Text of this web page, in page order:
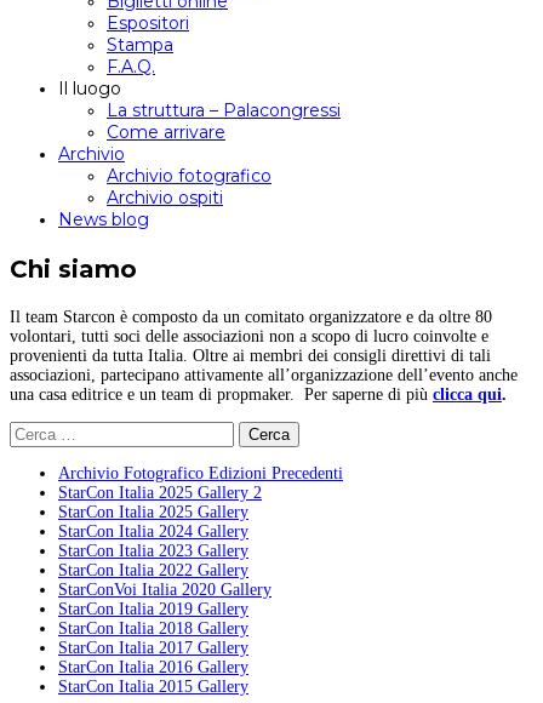
Espositori
Stampa
F.A.Q.
Il luogo
La struttura – Palacongressi
Come arrivare
Archivio
Archivio fotografico
Archivio ospiti
News blog
Chi siamo
Il team Starcon è composto da un comitato organizzatore e da oltre 80
volontari, tutti soci delle associazioni non a scopo di lucro coinvolte e
provenienti da tutta Italia. Oltre ai membri dei consigli direttivi di tali
associazioni, partecipano attivamente all’organizzazione dell’evento anche
una casa editrice e un team di propmaker. Per saperne di più clicca qui.
Ricerca
per:
Archivio Fotografico Edizioni Precedenti
StarCon Italia 2025 Gallery 2
StarCon Italia 2025 Gallery
StarCon Italia 2024 Gallery
StarCon Italia 2023 Gallery
StarCon Italia 2022 Gallery
StarConVoi Italia 2020 Gallery
StarCon Italia 2019 Gallery
StarCon Italia 2018 Gallery
StarCon Italia 2017 Gallery
StarCon Italia 2016 Gallery
StarCon Italia 2015 Gallery